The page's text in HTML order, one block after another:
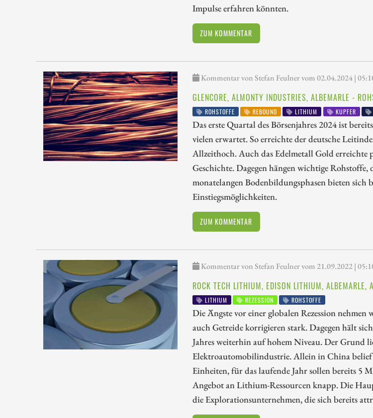
Impulse erfahren könnten.
ZUM KOMMENTAR
Kommentar von Stefan Feulner vom 02.04.2024 |
GLENCORE, ALMONTY INDUSTRIES, ALBEMARLE -
ROHSTOFFE REBOUND LITHIUM KUPFER
Das erste Quartal des Börsenjahres 2024 ist
vielen erwartet. So erreichte der deutsche
Allzeithoch. Auch das Edelmetall Gold erreichte
Geschichte. Dagegen hängen wichtige
monatelangen Bodenbildungsphasen bieten
Einstiegsmöglichkeiten.
ZUM KOMMENTAR
Kommentar von Stefan Feulner vom 21.09.2022 |
ROCK TECH LITHIUM, EDISON LITHIUM, ALBEMARLE,
LITHIUM REZESSION ROHSTOFFE
Die Ängste vor einer globalen Rezession
auch Getreide korrigieren stark. Dagegen hält
Jahres weiterhin auf hohem Niveau. Der Grund
Elektroautomobilindustrie. Allein in China belief
Einheiten, für das laufende Jahr sollen bereits 5
Angebot an Lithium-Ressourcen knapp. Die
die Explorationsunternehmen, die sich bereits